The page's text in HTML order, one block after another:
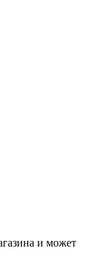
и может